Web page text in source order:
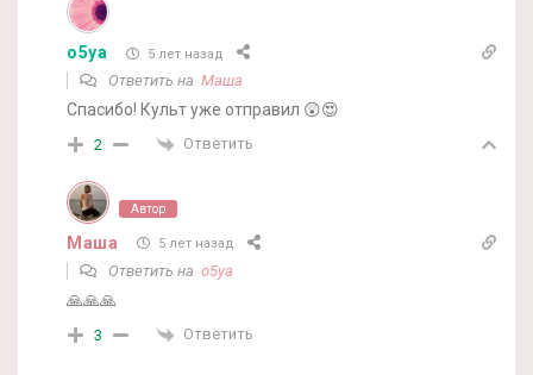
o5ya 5 лет назад
Ответить на Маша
Спасибо! Культ уже отправил 😲😍
2 Ответить
Автор
Маша 5 лет назад
Ответить на o5ya
🙏🙏🙏
3 Ответить